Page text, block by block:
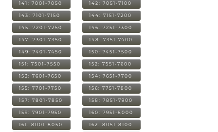
141: 7001-7050 142: 7051-7100
143: 7101-7150 144: 7151-7200
145: 7201-7250 146: 7251-7300
147: 7301-7350 148: 7351-7400
149: 7401-7450 150: 7451-7500
151: 7501-7550 152: 7551-7600
153: 7601-7650 154: 7651-7700
155: 7701-7750 156: 7751-7800
157: 7801-7850 158: 7851-7900
159: 7901-7950 160: 7951-8000
161: 8001-8050 162: 8051-8100